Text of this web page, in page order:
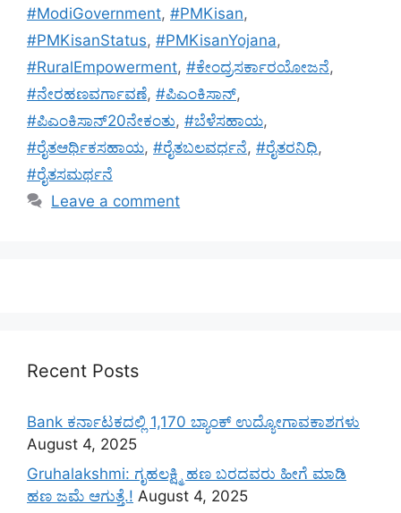
#ModiGovernment, #PMKisan,
#PMKisanStatus, #PMKisanYojana,
#RuralEmpowerment, #ಕೇಂದ್ರಸರ್ಕಾರಯೋಜನೆ,
#ನೇರಹಣವರ್ಗಾವಣೆ, #ಪಿಎಂಕಿಸಾನ್,
#ಪಿಎಂಕಿಸಾನ್20ನೇಕಂತು, #ಬೆಳೆಸಹಾಯ,
#ರೈತಆರ್ಥಿಕಸಹಾಯ, #ರೈತಬಲವರ್ಧನೆ, #ರೈತರನಿಧಿ,
#ರೈತಸಮರ್ಥನೆ
Leave a comment
Recent Posts
Bank ಕರ್ನಾಟಕದಲ್ಲಿ 1,170 ಬ್ಯಾಂಕ್ ಉದ್ಯೋಗಾವಕಾಶಗಳು
August 4, 2025
Gruhalakshmi: ಗೃಹಲಕ್ಷ್ಮಿ ಹಣ ಬರದವರು ಹೀಗೆ ಮಾಡಿ
ಹಣ ಜಮೆ‌ ಆಗುತ್ತೆ.! August 4, 2025